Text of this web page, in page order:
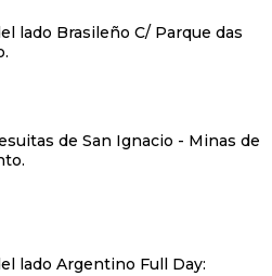
lado Brasileño C/ Parque das
de San Ignacio - Minas de
lado Argentino Full Day: